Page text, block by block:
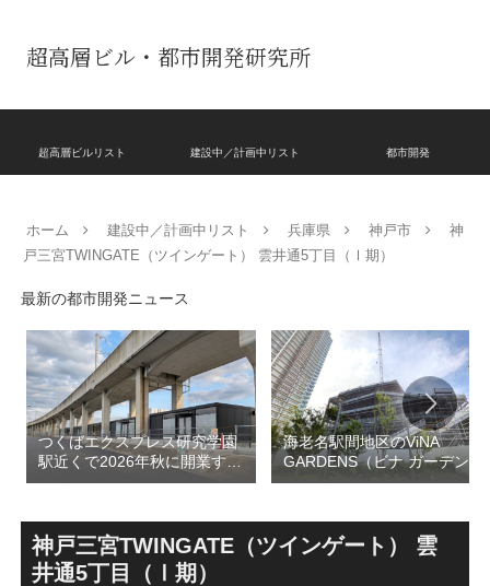
超高層ビル・都市開発研究所
超高層ビルリスト 建設中／計画中リスト 都市開発
ホーム 建設中／計画中リスト 兵庫県 神戸市
神
戸三宮TWINGATE（ツインゲート） 雲井通5丁目（Ⅰ期）
最新の都市開発ニュース
つくばエクスプレス研究学園
駅近くで2026年秋に開業する
高架下商業施設「寿横
跡地の開発計画や商業ビル建
設進行などにより駅前商業地
が形成へ！！
海老名駅間地区のViNA
GARDENS（ビナ ガーデン
ズ）で建設中の「（仮称）フ
テル温浴棟」2026年夏時点建
設状況！！天然温泉のほか子
育て・ペット関連の複合施設
神戸三宮TWINGATE（ツインゲート） 雲
井通5丁目（Ⅰ期）